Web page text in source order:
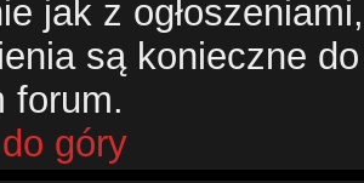
jak z
są konieczne
forum.
góry